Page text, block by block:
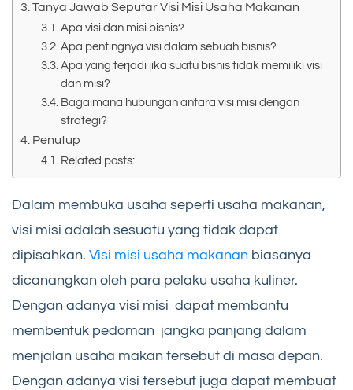
Tanya Jawab Seputar Visi Misi Usaha Makanan
Apa visi dan misi bisnis?
Apa pentingnya visi dalam sebuah bisnis?
Apa yang terjadi jika suatu bisnis tidak memiliki visi
dan misi?
Bagaimana hubungan antara visi misi dengan
strategi?
Penutup
Related posts:
Dalam membuka usaha seperti usaha makanan,
visi misi adalah sesuatu yang tidak dapat
dipisahkan. Visi misi usaha makanan biasanya
dicanangkan oleh para pelaku usaha kuliner.
Dengan adanya visi misi dapat membantu
membentuk pedoman jangka panjang dalam
menjalan usaha makan tersebut di masa depan.
Dengan adanya visi tersebut juga dapat membuat